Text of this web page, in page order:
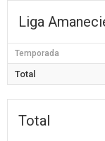
Liga
Temporada
Total
Total